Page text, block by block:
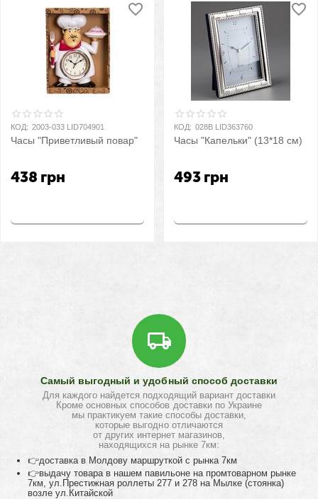
КОД: 2003-033 LID704901
Часы "Приветливый повар"
438 грн
КОД: 028B LID363760
Часы "Капельки" (13*18 см)
493 грн
Самый выгодный и удобный способ доставки
Для каждого найдется подходящий вариант доставки
Кроме основных способов доставки по Украине
мы практикуем такие способы доставки,
которые выгодно отличаются
от других интернет магазинов,
находящихся на рынке 7км:
👉доставка в Молдову маршруткой с рынка 7км
👉выдачу товара в нашем павильоне на промтоварном рынке
7км, ул.Престижная роллеты 277 и 278 на Мылке (стоянка)
возле ул.Китайской